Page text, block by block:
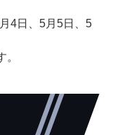
4日、5月5日、5